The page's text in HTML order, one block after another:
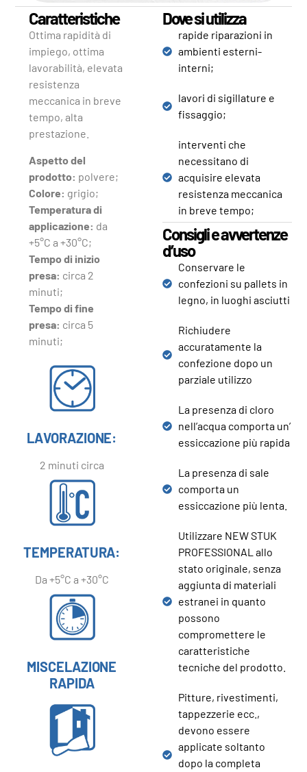
Caratteristiche
Ottima rapidità di
impiego, ottima
lavorabilità, elevata
resistenza
meccanica in breve
tempo, alta
prestazione.
Aspetto del
prodotto: polvere;
Colore: grigio;
Temperatura di
applicazione: da
+5°C a +30°C;
Tempo di inizio
presa: circa 2
minuti;
Tempo di fine
presa: circa 5
minuti;
LAVORAZIONE:
2 minuti circa
TEMPERATURA:
Da +5°C a +30°C
MISCELAZIONE
RAPIDA
Dove si utilizza
rapide riparazioni in
ambienti esterni-
interni;
lavori di sigillature e
fissaggio;
interventi che
necessitano di
acquisire elevata
resistenza meccanica
in breve tempo;
Consigli e avvertenze
d’uso
Conservare le
confezioni su pallets in
legno, in luoghi asciutti
Richiudere
accuratamente la
confezione dopo un
parziale utilizzo
La presenza di cloro
nell’acqua comporta un’
essiccazione più rapida
La presenza di sale
comporta un
essiccazione più lenta.
Utilizzare NEW STUK
PROFESSIONAL allo
stato originale, senza
aggiunta di materiali
estranei in quanto
possono
compromettere le
caratteristiche
tecniche del prodotto.
Pitture, rivestimenti,
tappezzerie ecc.,
devono essere
applicate soltanto
dopo la completa